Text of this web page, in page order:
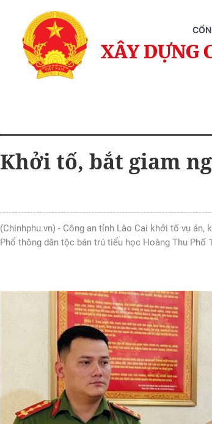
XÂY DỰNG
Khởi tố, bắt giam
(Chinhphu.vn) - Công an tỉnh Lào Cai khởi tố vụ
Phổ thông dân tộc bán trú tiểu học Hoàng Thu Phố